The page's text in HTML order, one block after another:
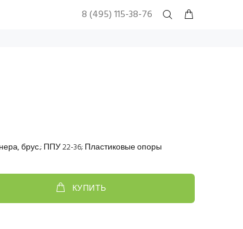
8 (495) 115-38-76
брус.; ППУ 22-36; Пластиковые опоры
КУПИТЬ